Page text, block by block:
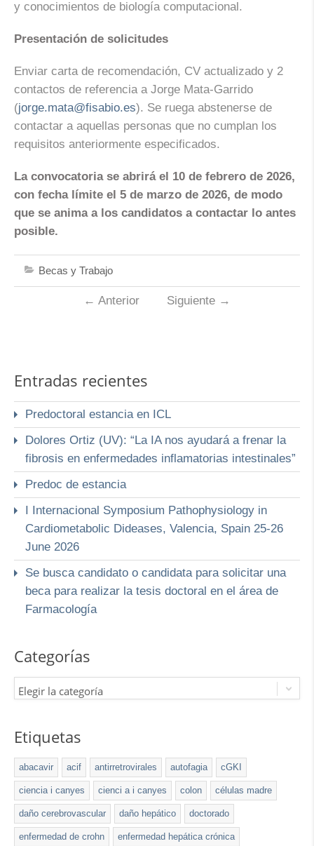
y conocimientos de biología computacional.
Presentación de solicitudes
Enviar carta de recomendación, CV actualizado y 2
contactos de referencia a Jorge Mata-Garrido
(jorge.mata@fisabio.es). Se ruega abstenerse de
contactar a aquellas personas que no cumplan los
requisitos anteriormente especificados.
La convocatoria se abrirá el 10 de febrero de 2026,
con fecha límite el 5 de marzo de 2026, de modo
que se anima a los candidatos a contactar lo antes
posible.
Becas y Trabajo
← Anterior Siguiente →
Entradas recientes
Predoctoral estancia en ICL
Dolores Ortiz (UV): “La IA nos ayudará a frenar la
fibrosis en enfermedades inflamatorias intestinales”
Predoc de estancia
I Internacional Symposium Pathophysiology in
Cardiometabolic Dideases, Valencia, Spain 25-26
June 2026
Se busca candidato o candidata para solicitar una
beca para realizar la tesis doctoral en el área de
Farmacología
Categorías
Elegir la categoría
Etiquetas
abacavir acif antirretrovirales autofagia cGKI
ciencia i canyes cienci a i canyes colon células madre
daño cerebrovascular daño hepático doctorado
enfermedad de crohn enfermedad hepática crónica